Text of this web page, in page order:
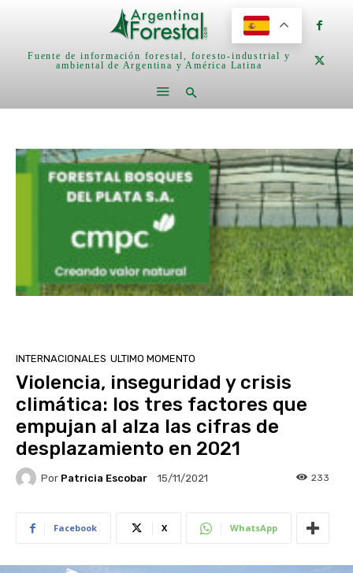
Fuente de información forestal, foresto-industrial y
ambiental de Argentina y América Latina
INTERNACIONALES ULTIMO MOMENTO
Violencia, inseguridad y crisis
climática: los tres factores que
empujan al alza las cifras de
desplazamiento en 2021
Por Patricia Escobar 15/11/2021 233
Facebook X WhatsApp